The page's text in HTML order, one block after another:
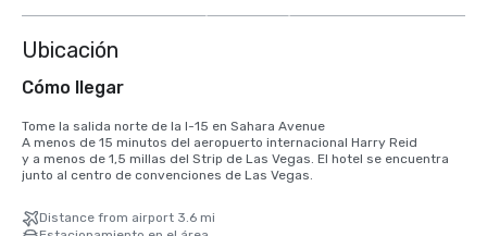
Ubicación
Cómo llegar
Tome la salida norte de la I-15 en Sahara Avenue
A menos de 15 minutos del aeropuerto internacional Harry Reid
y a menos de 1,5 millas del Strip de Las Vegas. El hotel se encuentra
junto al centro de convenciones de Las Vegas.
Distance from airport 3.6 mi